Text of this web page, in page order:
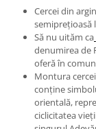
Bijuterii sodalit
Bijuterii spinel
Bijuterii tanzanit
Bijuterii topaz
Bijuterii turcoaz
Bijuterii turmaline
Cercei din
semiprețioasă
Să nu uităm ca
denumirea de
oferă în
Montura
conține
orientală,
ciclicitatea